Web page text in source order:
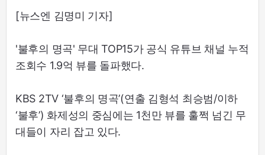
[뉴스엔 김명미 기자]
'불후의 명곡' 무대 TOP15가 공식 유튜브 채널 누적
조회수 1.9억 뷰를 돌파했다.
KBS 2TV ‘불후의 명곡’(연출 김형석 최승범/이하
‘불후’) 화제성의 중심에는 1천만 뷰를 훌쩍 넘긴 무
대들이 자리 잡고 있다.